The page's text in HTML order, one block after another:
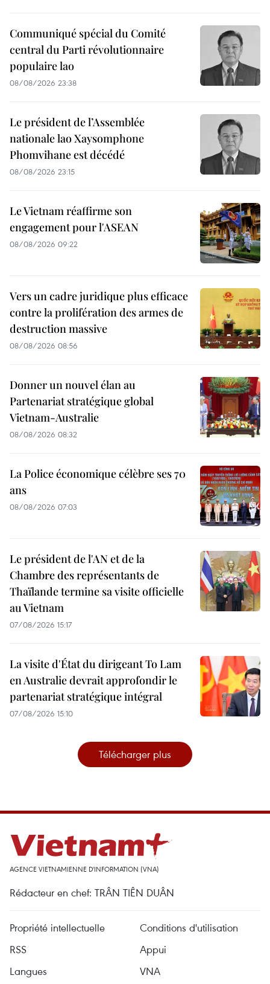
Communiqué spécial du Comité
central du Parti révolutionnaire
populaire lao
08/08/2026 23:38
Le président de l’Assemblée
nationale lao Xaysomphone
Phomvihane est décédé
08/08/2026 23:15
Le Vietnam réaffirme son
engagement pour l'ASEAN
08/08/2026 09:22
Vers un cadre juridique plus efficace
contre la prolifération des armes de
destruction massive
08/08/2026 08:56
Donner un nouvel élan au
Partenariat stratégique global
Vietnam-Australie
08/08/2026 08:32
La Police économique célèbre ses 70
ans
08/08/2026 07:03
Le président de l'AN et de la
Chambre des représentants de
Thaïlande termine sa visite officielle
au Vietnam
07/08/2026 15:17
La visite d'État du dirigeant To Lam
en Australie devrait approfondir le
partenariat stratégique intégral
07/08/2026 15:10
Télécharger plus
AGENCE VIETNAMIENNE D'INFORMATION (VNA)
Rédacteur en chef: TRÂN TIÊN DUÂN
Propriété intellectuelle
Conditions d'utilisation
RSS
Appui
Langues
VNA